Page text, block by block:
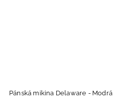
Pánská mikina Delaware - Modrá